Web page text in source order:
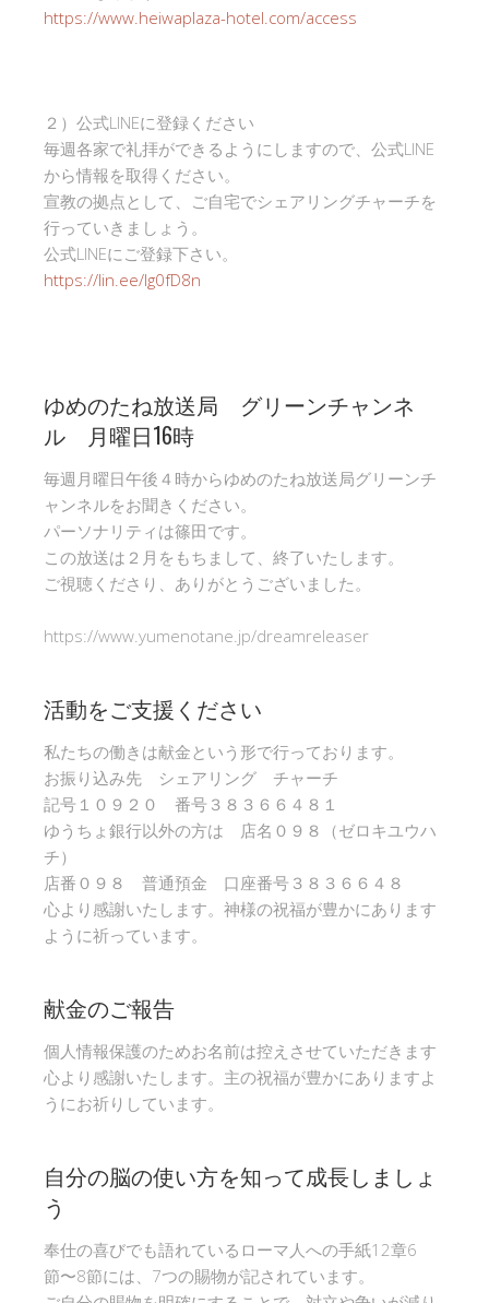
https://www.heiwaplaza-hotel.com/access
２）公式LINEに登録ください
毎週各家で礼拝ができるようにしますので、公式LINE
から情報を取得ください。
宣教の拠点として、ご自宅でシェアリングチャーチを
行っていきましょう。
公式LINEにご登録下さい。
https://lin.ee/Ig0fD8n
ゆめのたね放送局 グリーンチャンネ
ル 月曜日16時
毎週月曜日午後４時からゆめのたね放送局グリーンチ
ャンネルをお聞きください。
パーソナリティは篠田です。
この放送は２月をもちまして、終了いたします。
ご視聴くださり、ありがとうございました。
https://www.yumenotane.jp/dreamreleaser
活動をご支援ください
私たちの働きは献金という形で行っております。
お振り込み先 シェアリング チャーチ
記号１０９２０ 番号３８３６６４８１
ゆうちょ銀行以外の方は 店名０９８（ゼロキユウハ
チ）
店番０９８ 普通預金 口座番号３８３６６４８
心より感謝いたします。神様の祝福が豊かにあります
ように祈っています。
献金のご報告
個人情報保護のためお名前は控えさせていただきます
心より感謝いたします。主の祝福が豊かにありますよ
うにお祈りしています。
自分の脳の使い方を知って成長しましょ
う
奉仕の喜びでも語れているローマ人への手紙12章6
節〜8節には、7つの賜物が記されています。